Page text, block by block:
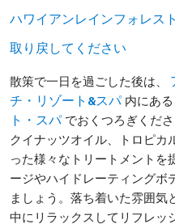
ハワイアンレインフォレス
取り戻してください
散策で一日を過ごした後は、
チ・リゾート&スパ内にある
ト・スパでおくつろぎくだ
クイナッツオイル、トロピカ
った様々なトリートメントを
ージやハイドレーティングボ
ましょう。落ち着いた雰囲気
中にリラックスしてリフレッ